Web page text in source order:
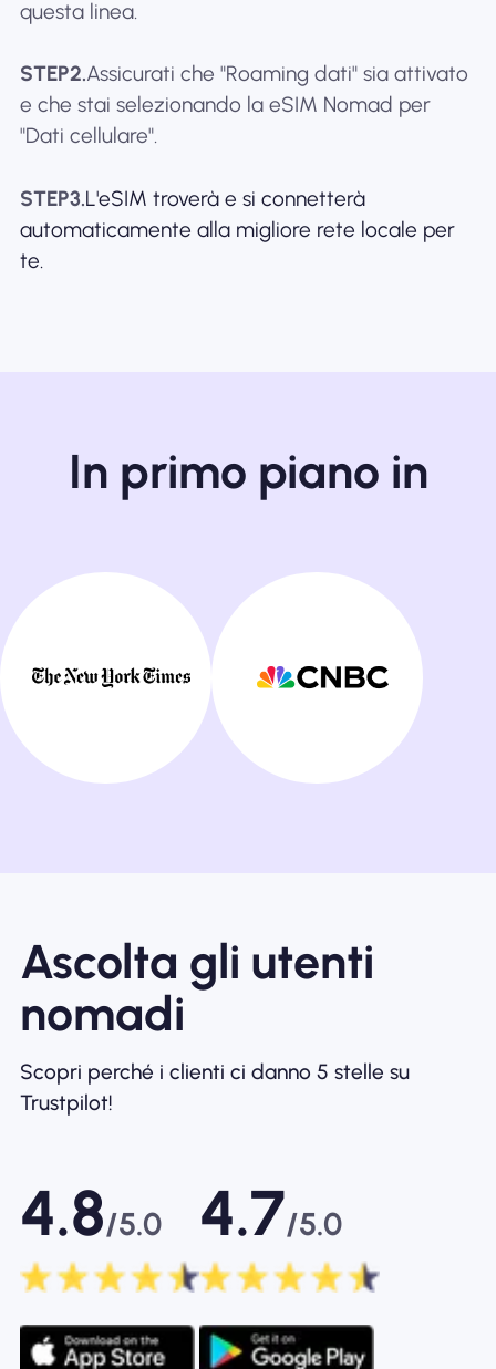
questa linea.
STEP2.Assicurati che "Roaming dati" sia attivato
e che stai selezionando la eSIM Nomad per
"Dati cellulare".
STEP3.L'eSIM troverà e si connetterà
automaticamente alla migliore rete locale per
te.
In primo piano in
Ascolta gli utenti
nomadi
Scopri perché i clienti ci danno 5 stelle su
Trustpilot!
4.8/5.0 4.7/5.0